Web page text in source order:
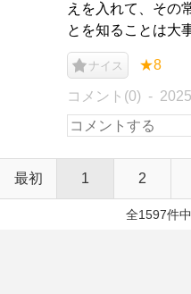
えを入れて、その
とを知ることは大
ナイス ★8
コメント(0)
最初 1 2
全1597件